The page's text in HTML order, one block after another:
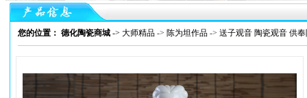
您的位置： 德化陶瓷商城 -> 大师精品 -> 陈为坦作品 -> 送子观音 陶瓷观音 供